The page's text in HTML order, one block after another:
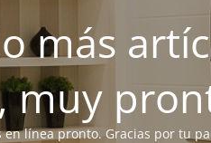
más
muy
en línea pronto. Gracias por tu